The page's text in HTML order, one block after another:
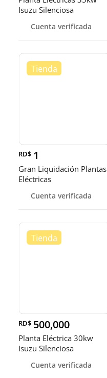
Isuzu Silenciosa
Cuenta verificada
RD$ 1
Gran Liquidación Plantas
Eléctricas
Cuenta verificada
RD$ 500,000
Planta Eléctrica 30kw
Isuzu Silenciosa
Cuenta verificada